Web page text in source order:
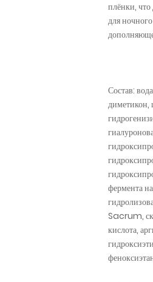
плёнки, что
для
Состав:
диметикон,
фермента
Sacrum,
кислота,